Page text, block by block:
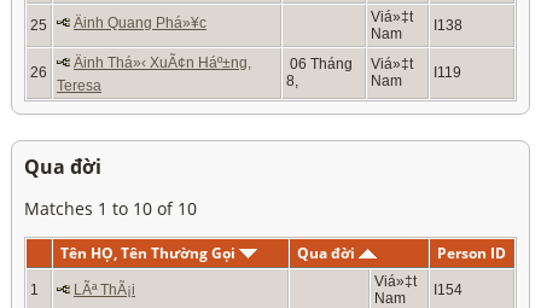
25 Äinh Quang Phá»¥c
Viá»‡t
Nam
I138
26
Äinh Thá»‹ XuÃ¢n Háº±ng,
Teresa
06 Tháng
8,
Viá»‡t
Nam
I119
Qua đời
Matches 1 to 10 of 10
Tên HỌ, Tên Thường Gọi Qua đời Person ID
1 LÃª ThÃ¡i
Viá»‡t
Nam
I154